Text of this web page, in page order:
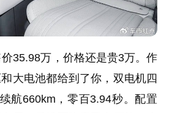
35.98万，价格还是贵3万。作
大电池都给到了你，双电机四
航660km，零百3.94秒。配置